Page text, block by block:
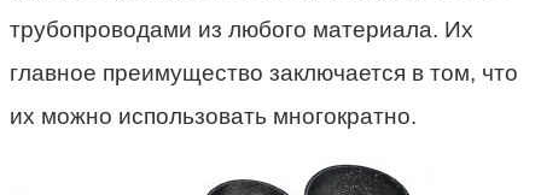
трубопроводами из любого материала. Их
главное преимущество заключается в том, что
их можно использовать многократно.